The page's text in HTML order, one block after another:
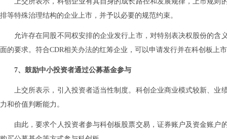
排等特殊治理结构的企业上市，并予以必要的规范约束。
允许存在同股不同权安排的企业发行上市，对特别表决权股份的
面的要求。符合CDR相关办法的红筹企业，可以申请发行并在科创板上
7、鼓励中小投资者通过公募基金参与
上交所表示，引入投资者适当性制度。科创企业商业模式较新、
力和价值判断能力。
由此，要求个人投资者参与科创板股票交易，证券账户及资金账户